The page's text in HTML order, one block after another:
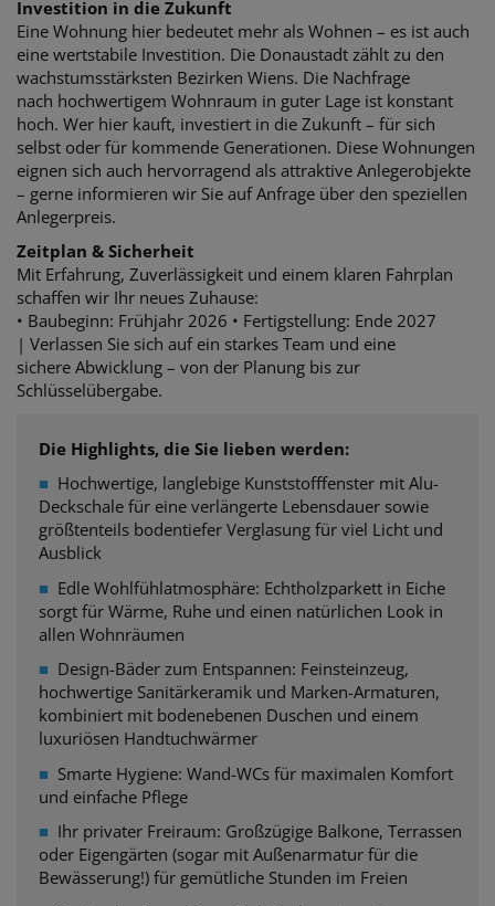
Investition in die Zukunft
Eine Wohnung hier bedeutet mehr als Wohnen – es ist auch
eine wertstabile Investition. Die Donaustadt zählt zu den
wachstumsstärksten Bezirken Wiens. Die Nachfrage
nach hochwertigem Wohnraum in guter Lage ist konstant
hoch. Wer hier kauft, investiert in die Zukunft – für sich
selbst oder für kommende Generationen. Diese Wohnungen
eignen sich auch hervorragend als attraktive Anlegerobjekte
– gerne informieren wir Sie auf Anfrage über den speziellen
Anlegerpreis.
Zeitplan & Sicherheit
Mit Erfahrung, Zuverlässigkeit und einem klaren Fahrplan
schaffen wir Ihr neues Zuhause:
• Baubeginn: Frühjahr 2026 • Fertigstellung: Ende 2027
| Verlassen Sie sich auf ein starkes Team und eine
sichere Abwicklung – von der Planung bis zur
Schlüsselübergabe.
Die Highlights, die Sie lieben werden:
■ Hochwertige, langlebige Kunststofffenster mit Alu-
Deckschale für eine verlängerte Lebensdauer sowie
größtenteils bodentiefer Verglasung für viel Licht und
Ausblick
■ Edle Wohlfühlatmosphäre: Echtholzparkett in Eiche
sorgt für Wärme, Ruhe und einen natürlichen Look in
allen Wohnräumen
■ Design-Bäder zum Entspannen: Feinsteinzeug,
hochwertige Sanitärkeramik und Marken-Armaturen,
kombiniert mit bodenebenen Duschen und einem
luxuriösen Handtuchwärmer
■ Smarte Hygiene: Wand-WCs für maximalen Komfort
und einfache Pflege
■ Ihr privater Freiraum: Großzügige Balkone, Terrassen
oder Eigengärten (sogar mit Außenarmatur für die
Bewässerung!) für gemütliche Stunden im Freien